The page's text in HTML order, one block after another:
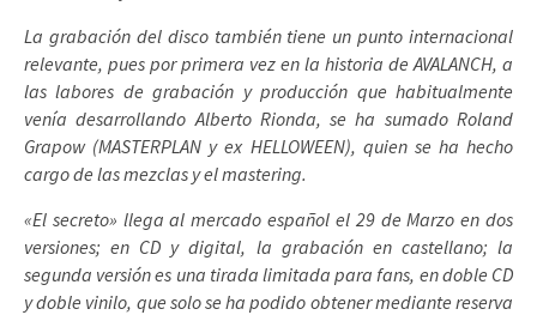
La grabación del disco también tiene un punto internacional
relevante, pues por primera vez en la historia de AVALANCH, a
las labores de grabación y producción que habitualmente
venía desarrollando Alberto Rionda, se ha sumado Roland
Grapow (MASTERPLAN y ex HELLOWEEN), quien se ha hecho
cargo de las mezclas y el mastering.
«El secreto» llega al mercado español el 29 de Marzo en dos
versiones; en CD y digital, la grabación en castellano; la
segunda versión es una tirada limitada para fans, en doble CD
y doble vinilo, que solo se ha podido obtener mediante reserva